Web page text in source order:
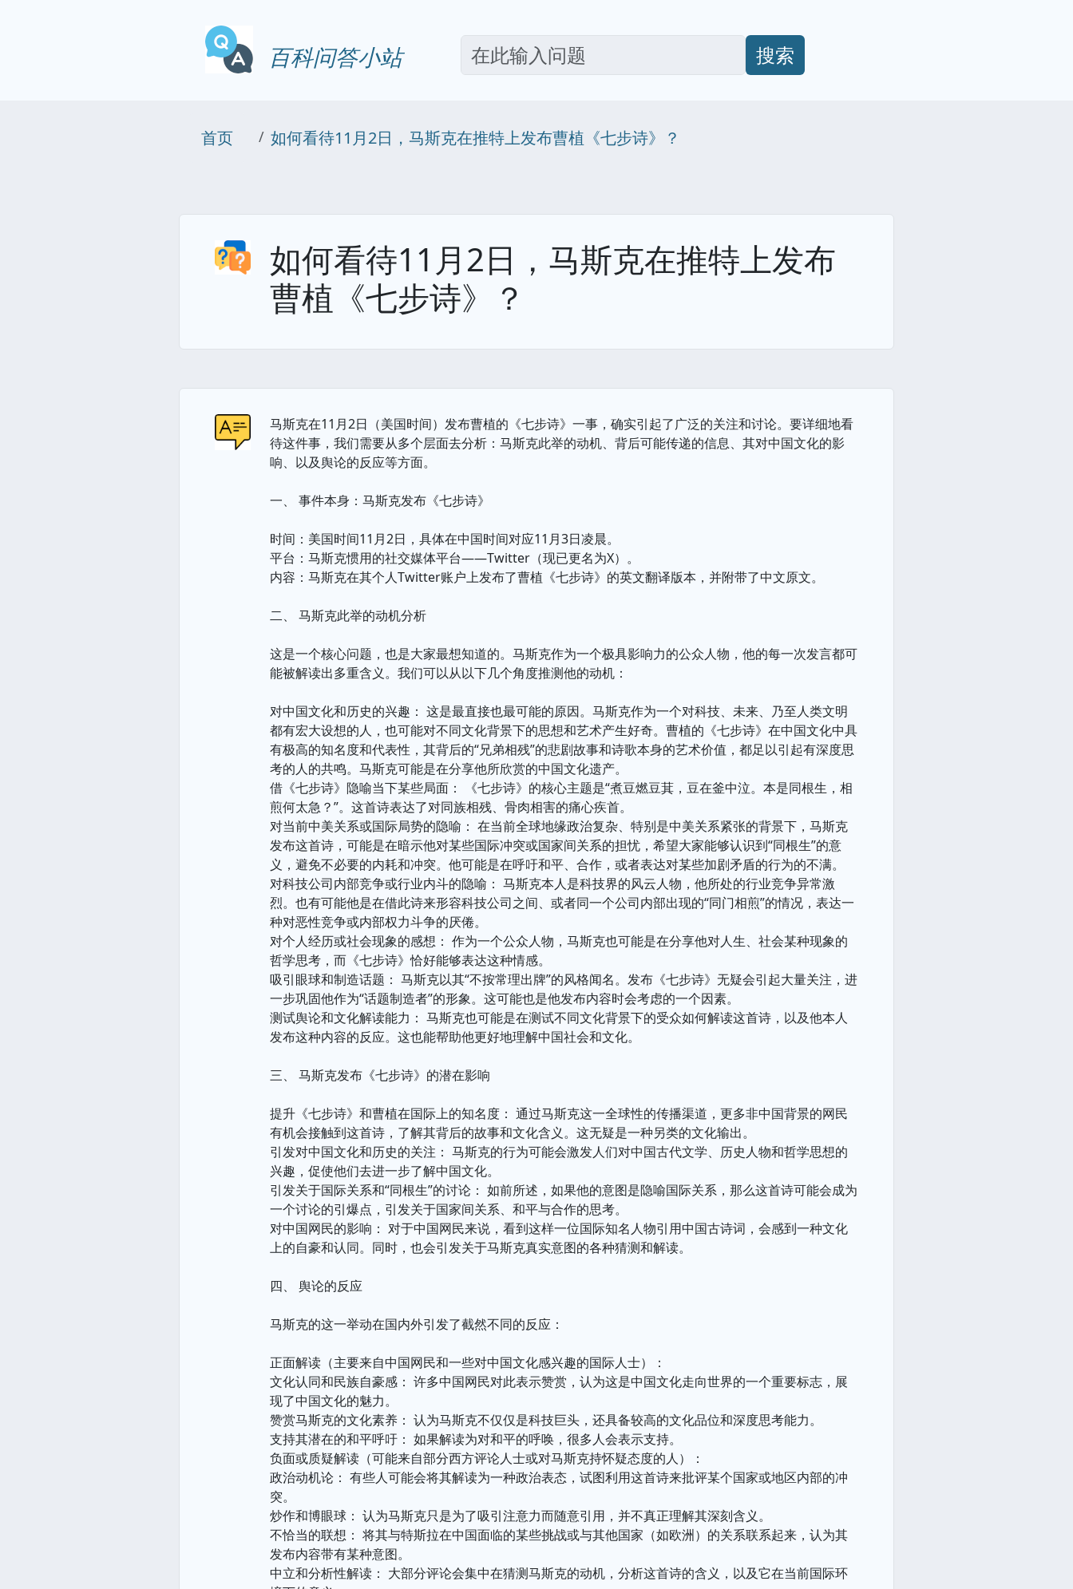
百科问答小站 搜索
首页 如何看待11月2日，马斯克在推特上发布曹植《七步诗》？
如何看待11月2日，马斯克在推特上发布
曹植《七步诗》？
马斯克在11月2日（美国时间）发布曹植的《七步诗》一事，确实引起了广泛的关注和讨论。要详细地看
待这件事，我们需要从多个层面去分析：马斯克此举的动机、背后可能传递的信息、其对中国文化的影
响、以及舆论的反应等方面。
一、 事件本身：马斯克发布《七步诗》
时间：美国时间11月2日，具体在中国时间对应11月3日凌晨。
平台：马斯克惯用的社交媒体平台——Twitter（现已更名为X）。
内容：马斯克在其个人Twitter账户上发布了曹植《七步诗》的英文翻译版本，并附带了中文原文。
二、 马斯克此举的动机分析
这是一个核心问题，也是大家最想知道的。马斯克作为一个极具影响力的公众人物，他的每一次发言都可
能被解读出多重含义。我们可以从以下几个角度推测他的动机：
对中国文化和历史的兴趣： 这是最直接也最可能的原因。马斯克作为一个对科技、未来、乃至人类文明
都有宏大设想的人，也可能对不同文化背景下的思想和艺术产生好奇。曹植的《七步诗》在中国文化中具
有极高的知名度和代表性，其背后的“兄弟相残”的悲剧故事和诗歌本身的艺术价值，都足以引起有深度思
考的人的共鸣。马斯克可能是在分享他所欣赏的中国文化遗产。
借《七步诗》隐喻当下某些局面： 《七步诗》的核心主题是“煮豆燃豆萁，豆在釜中泣。本是同根生，相
煎何太急？”。这首诗表达了对同族相残、骨肉相害的痛心疾首。
对当前中美关系或国际局势的隐喻： 在当前全球地缘政治复杂、特别是中美关系紧张的背景下，马斯克
发布这首诗，可能是在暗示他对某些国际冲突或国家间关系的担忧，希望大家能够认识到“同根生”的意
义，避免不必要的内耗和冲突。他可能是在呼吁和平、合作，或者表达对某些加剧矛盾的行为的不满。
对科技公司内部竞争或行业内斗的隐喻： 马斯克本人是科技界的风云人物，他所处的行业竞争异常激
烈。也有可能他是在借此诗来形容科技公司之间、或者同一个公司内部出现的“同门相煎”的情况，表达一
种对恶性竞争或内部权力斗争的厌倦。
对个人经历或社会现象的感想： 作为一个公众人物，马斯克也可能是在分享他对人生、社会某种现象的
哲学思考，而《七步诗》恰好能够表达这种情感。
吸引眼球和制造话题： 马斯克以其“不按常理出牌”的风格闻名。发布《七步诗》无疑会引起大量关注，进
一步巩固他作为“话题制造者”的形象。这可能也是他发布内容时会考虑的一个因素。
测试舆论和文化解读能力： 马斯克也可能是在测试不同文化背景下的受众如何解读这首诗，以及他本人
发布这种内容的反应。这也能帮助他更好地理解中国社会和文化。
三、 马斯克发布《七步诗》的潜在影响
提升《七步诗》和曹植在国际上的知名度： 通过马斯克这一全球性的传播渠道，更多非中国背景的网民
有机会接触到这首诗，了解其背后的故事和文化含义。这无疑是一种另类的文化输出。
引发对中国文化和历史的关注： 马斯克的行为可能会激发人们对中国古代文学、历史人物和哲学思想的
兴趣，促使他们去进一步了解中国文化。
引发关于国际关系和“同根生”的讨论： 如前所述，如果他的意图是隐喻国际关系，那么这首诗可能会成为
一个讨论的引爆点，引发关于国家间关系、和平与合作的思考。
对中国网民的影响： 对于中国网民来说，看到这样一位国际知名人物引用中国古诗词，会感到一种文化
上的自豪和认同。同时，也会引发关于马斯克真实意图的各种猜测和解读。
四、 舆论的反应
马斯克的这一举动在国内外引发了截然不同的反应：
正面解读（主要来自中国网民和一些对中国文化感兴趣的国际人士）：
文化认同和民族自豪感： 许多中国网民对此表示赞赏，认为这是中国文化走向世界的一个重要标志，展
现了中国文化的魅力。
赞赏马斯克的文化素养： 认为马斯克不仅仅是科技巨头，还具备较高的文化品位和深度思考能力。
支持其潜在的和平呼吁： 如果解读为对和平的呼唤，很多人会表示支持。
负面或质疑解读（可能来自部分西方评论人士或对马斯克持怀疑态度的人）：
政治动机论： 有些人可能会将其解读为一种政治表态，试图利用这首诗来批评某个国家或地区内部的冲
突。
炒作和博眼球： 认为马斯克只是为了吸引注意力而随意引用，并不真正理解其深刻含义。
不恰当的联想： 将其与特斯拉在中国面临的某些挑战或与其他国家（如欧洲）的关系联系起来，认为其
发布内容带有某种意图。
中立和分析性解读： 大部分评论会集中在猜测马斯克的动机，分析这首诗的含义，以及它在当前国际环